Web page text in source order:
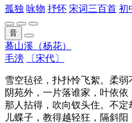
孤独 咏物 抒怀 宋词三百首 初
音
蓦山溪（杨花）
毛滂
〔宋代〕
雪空毡径，扑扑怜飞絮。柔
阴苑外，一片落谁家，叶依依
那人拈得，吹向钗头住。不
儿蝶子，教得越轻狂，隔斜阳